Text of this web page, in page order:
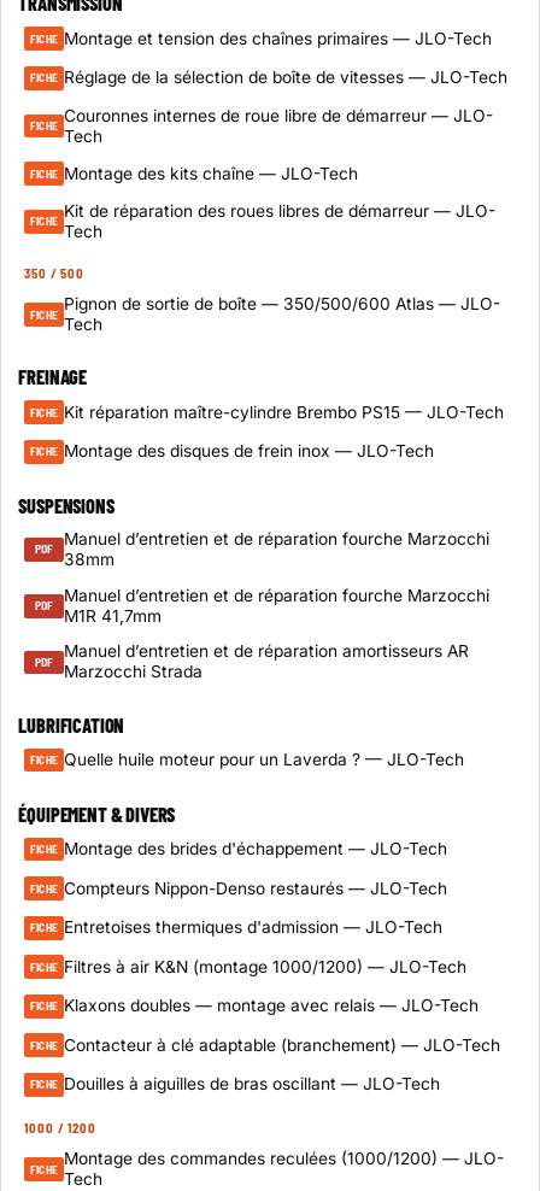
FICHE Montage et tension des chaînes primaires — JLO-Tech
FICHE Réglage de la sélection de boîte de vitesses — JLO-Tech
FICHE
Couronnes internes de roue libre de démarreur — JLO-
Tech
FICHE Montage des kits chaîne — JLO-Tech
FICHE
Kit de réparation des roues libres de démarreur — JLO-
Tech
350 / 500
FICHE
Pignon de sortie de boîte — 350/500/600 Atlas — JLO-
Tech
FREINAGE
FICHE Kit réparation maître-cylindre Brembo PS15 — JLO-Tech
FICHE Montage des disques de frein inox — JLO-Tech
SUSPENSIONS
PDF
Manuel d’entretien et de réparation fourche Marzocchi
38mm
PDF
Manuel d’entretien et de réparation fourche Marzocchi
M1R 41,7mm
PDF
Manuel d’entretien et de réparation amortisseurs AR
Marzocchi Strada
LUBRIFICATION
FICHE Quelle huile moteur pour un Laverda ? — JLO-Tech
ÉQUIPEMENT & DIVERS
FICHE Montage des brides d'échappement — JLO-Tech
FICHE Compteurs Nippon-Denso restaurés — JLO-Tech
FICHE Entretoises thermiques d'admission — JLO-Tech
FICHE Filtres à air K&N (montage 1000/1200) — JLO-Tech
FICHE Klaxons doubles — montage avec relais — JLO-Tech
FICHE Contacteur à clé adaptable (branchement) — JLO-Tech
FICHE Douilles à aiguilles de bras oscillant — JLO-Tech
1000 / 1200
FICHE
Montage des commandes reculées (1000/1200) — JLO-
Tech